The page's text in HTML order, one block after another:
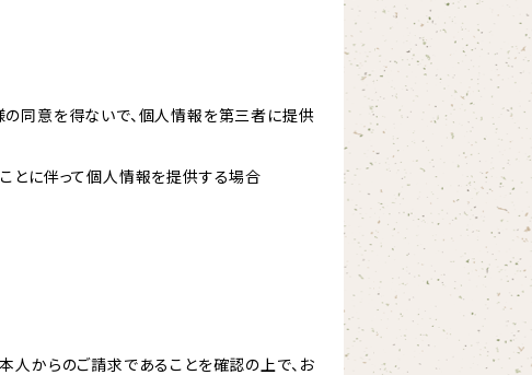
同意を得ないで、個人情報を第三者に提供
とに伴って個人情報を提供する場合
人からのご請求であることを確認の上で、お